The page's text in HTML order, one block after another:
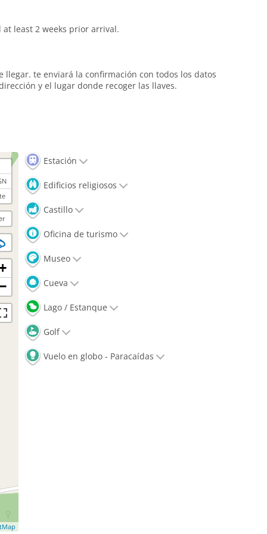
least 2 weeks prior arrival.
te enviará la confirmación con todos los datos
y el lugar donde recoger las llaves.
Estación
Edificios religiosos
Castillo
Oficina de turismo
Museo
Cueva
Lago / Estanque
Golf
Vuelo en globo - Paracaídas